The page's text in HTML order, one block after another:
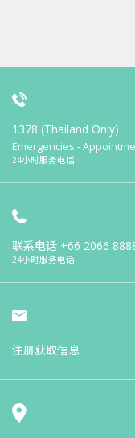
1378 (Thailand Only)
Emergencies -
24小时服务电话
联系电话 +66 2066
24小时服务电话
注册获取信息